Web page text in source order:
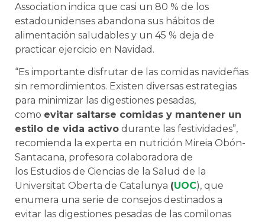
Association indica que casi un 80 % de los
estadounidenses abandona sus hábitos de
alimentación saludables y un 45 % deja de
practicar ejercicio en Navidad.
“Es importante disfrutar de las comidas navideñas
sin remordimientos. Existen diversas estrategias
para minimizar las digestiones pesadas,
como evitar saltarse comidas y mantener un
estilo de vida activo durante las festividades”,
recomienda la experta en nutrición Mireia Obón-
Santacana, profesora colaboradora de
los Estudios de Ciencias de la Salud de la
Universitat Oberta de Catalunya (UOC), que
enumera una serie de consejos destinados a
evitar las digestiones pesadas de las comilonas